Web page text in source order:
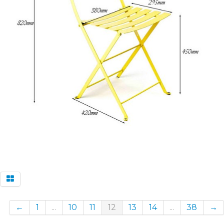
← 1 ... 10 11 12 13 14 ... 38 →